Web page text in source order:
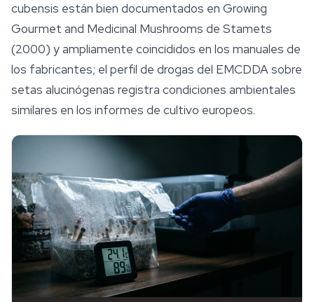
cubensis están bien documentados en Growing
Gourmet and Medicinal Mushrooms de Stamets
(2000) y ampliamente coincididos en los manuales de
los fabricantes; el perfil de drogas del EMCDDA sobre
setas alucinógenas registra condiciones ambientales
similares en los informes de cultivo europeos.